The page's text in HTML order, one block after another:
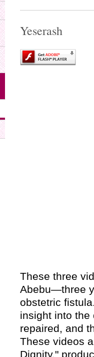
These three
Abebu—three
obstetric
insight into the
repaired, and
These videos
Dignity,"